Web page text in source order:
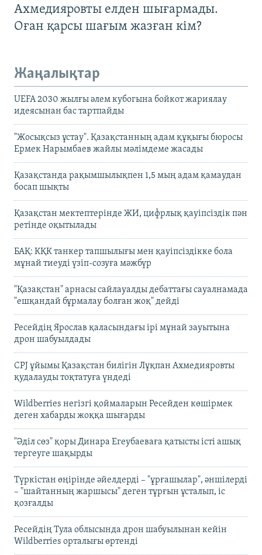
Ахмедияровты елден шығармады.
Оған қарсы шағым жазған кім?
Жаңалықтар
UEFA 2030 жылғы әлем кубогына бойкот жариялау
идеясынан бас тартпайды
"Жосықсыз ұстау". Қазақстанның адам құқығы бюросы
Ермек Нарымбаев жайлы мәлімдеме жасады
Қазақстанда рақымшылықпен 1,5 мың адам қамаудан
босап шықты
Қазақстан мектептерінде ЖИ, цифрлық қауіпсіздік пән
ретінде оқытылады
БАҚ: КҚК танкер тапшылығы мен қауіпсіздікке бола
мұнай тиеуді үзіп-созуға мәжбүр
"Қазақстан" арнасы сайлауалды дебаттағы сауалнамада
"ешқандай бұрмалау болған жоқ" дейді
Ресейдің Ярослав қаласындағы ірі мұнай зауытына
дрон шабуылдады
CPJ ұйымы Қазақстан билігін Лұқпан Ахмедияровты
қудалауды тоқтатуға үндеді
Wildberries негізгі қоймаларын Ресейден көшірмек
деген хабарды жоққа шығарды
"Әділ сөз" қоры Динара Егеубаеваға қатысты істі ашық
тергеуге шақырды
Түркістан өңірінде әйелдерді – "ұрғашылар", әншілерді
– "шайтанның жаршысы" деген тұрғын ұсталып, іс
қозғалды
Ресейдің Тула облысында дрон шабуылынан кейін
Wildberries орталығы өртенді